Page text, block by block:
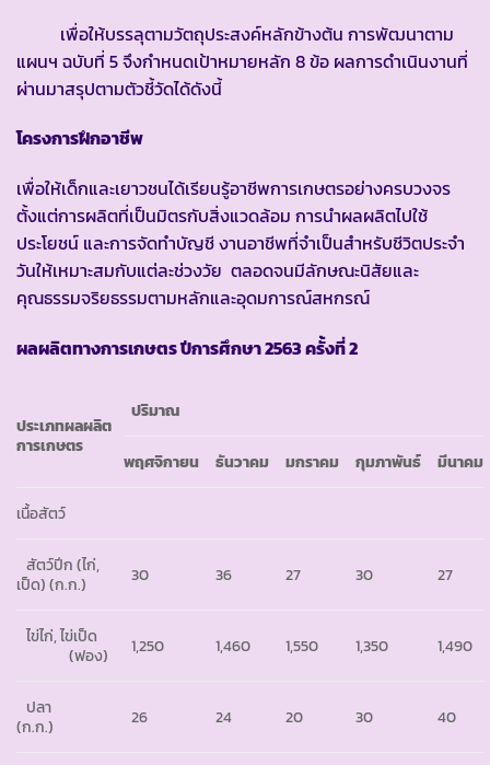
เพื่อให้บรรลุตามวัตถุประสงค์หลักข้างต้น การพัฒนาตาม
แผนฯ ฉบับที่ 5 จึงกำหนดเป้าหมายหลัก 8 ข้อ ผลการดำเนินงานที่
ผ่านมาสรุปตามตัวชี้วัดได้ดังนี้
โครงการฝึกอาชีพ
เพื่อให้เด็กและเยาวชนได้เรียนรู้อาชีพการเกษตรอย่างครบวงจร
ตั้งแต่การผลิตที่เป็นมิตรกับสิ่งแวดล้อม การนำผลผลิตไปใช้
ประโยชน์ และการจัดทำบัญชี งานอาชีพที่จำเป็นสำหรับชีวิตประจำ
วันให้เหมาะสมกับแต่ละช่วงวัย ตลอดจนมีลักษณะนิสัยและ
คุณธรรมจริยธรรมตามหลักและอุดมการณ์สหกรณ์
ผลผลิตทางการเกษตรปีการศึกษา2563 ครั้งที่ 2
ประเภทผลผลิต
การเกษตร
ปริมาณ
พฤศจิกายน ธันวาคม มกราคม กุมภาพันธ์ มีนาคม
เนื้อสัตว์
สัตว์ปีก (ไก่,
เป็ด) (ก.ก.)
30 36 27 30 27
ไข่ไก่, ไข่เป็ด
(ฟอง)
1,250 1,460 1,550 1,350 1,490
ปลา
(ก.ก.)
26 24 20 30 40